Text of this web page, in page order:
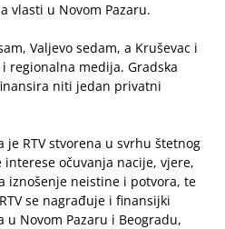
vlasti u Novom Pazaru.
Valjevo sedam, a Kruševac i
regionalna medija. Gradska
niti jedan privatni
je RTV stvorena u svrhu štetnog
očuvanja nacije, vjere,
iznošenje neistine i potvora, te
se nagrađuje i finansijki
Novom Pazaru i Beogradu,